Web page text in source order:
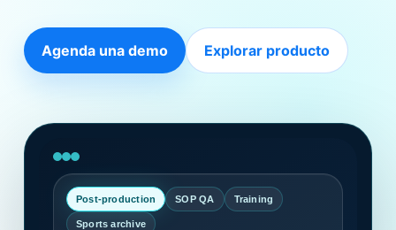
Agenda una demo Explorar producto
Post-production SOP QA Training
Sports archive